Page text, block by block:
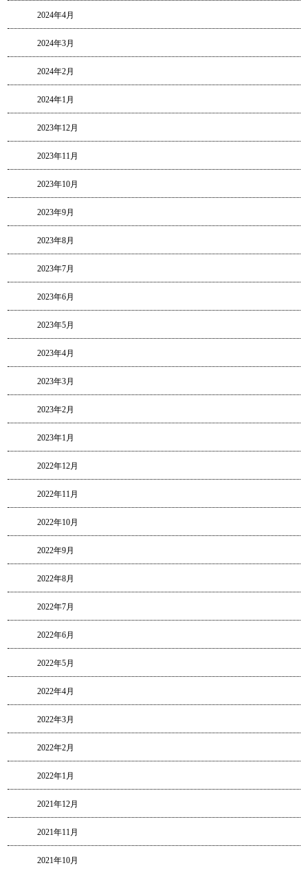
2024年4月
2024年3月
2024年2月
2024年1月
2023年12月
2023年11月
2023年10月
2023年9月
2023年8月
2023年7月
2023年6月
2023年5月
2023年4月
2023年3月
2023年2月
2023年1月
2022年12月
2022年11月
2022年10月
2022年9月
2022年8月
2022年7月
2022年6月
2022年5月
2022年4月
2022年3月
2022年2月
2022年1月
2021年12月
2021年11月
2021年10月